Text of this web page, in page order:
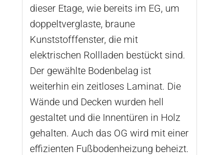
dieser Etage, wie bereits im EG, um
doppeltverglaste, braune
Kunststofffenster, die mit
elektrischen Rollladen bestückt sind.
Der gewählte Bodenbelag ist
weiterhin ein zeitloses Laminat. Die
Wände und Decken wurden hell
gestaltet und die Innentüren in Holz
gehalten. Auch das OG wird mit einer
effizienten Fußbodenheizung beheizt.